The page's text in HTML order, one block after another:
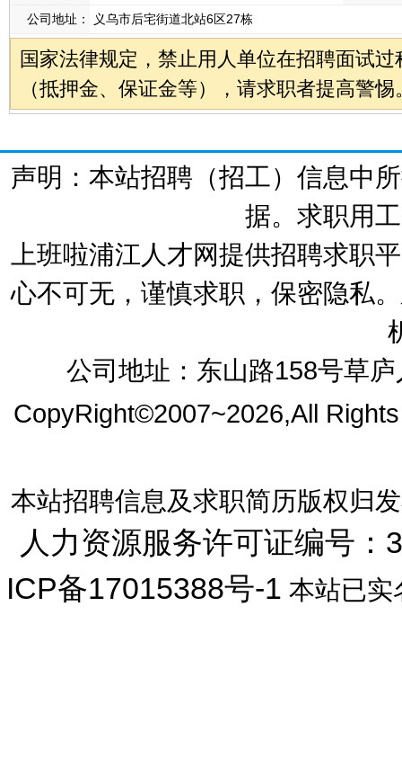
公司地址：
义乌市后宅街道北站6区27栋
国家法律规定，禁止用人单位在招聘面试
（抵押金、保证金等），请求职者提高警惕
声明：本站招聘（招工）信息中
据。求职用
上班啦浦江人才网提供招聘求职
心不可无，谨慎求职，保密隐私
公司地址：东山路158号草
CopyRight©2007~2026,All
本站招聘信息及求职简历版权归
人力资源服务许可证编号
ICP备17015388号-1 本站已